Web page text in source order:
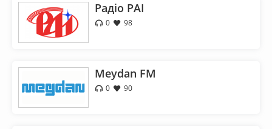
Радіо РАІ
0 98
Meydan FM
0 90